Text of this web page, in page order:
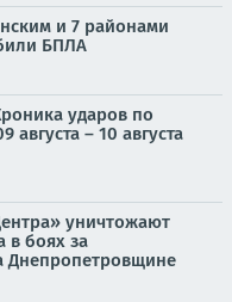
и 7 районами
БПЛА
ударов по
– 10 августа
уничтожают
в боях за
Днепропетровщине